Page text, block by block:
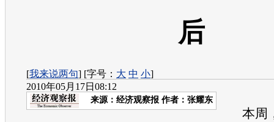
后
[我来说两句] [字号： 大 中 小]
2010年05月17日08:12
来源： 经济观察报 作者：张耀东
本周，